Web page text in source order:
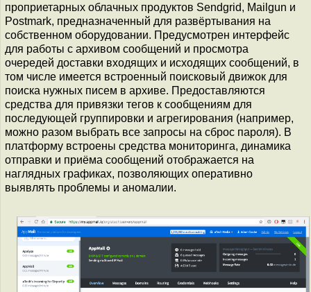
проприетарных облачных продуктов Sendgrid, Mailgun и
Postmark, предназначенный для развёртывания на
собственном оборудовании. Предусмотрен интерфейс
для работы с архивом сообщений и просмотра
очередей доставки входящих и исходящих сообщений, в
том числе имеется встроенный поисковый движок для
поиска нужных писем в архиве. Предоставляются
средства для привязки тегов к сообщениям для
последующей группировки и агрегирования (например,
можно разом выбрать все запросы на сброс пароля). В
платформу встроены средства мониторинга, динамика
отправки и приёма сообщений отображается на
наглядных графиках, позволяющих оперативно
выявлять проблемы и аномалии.